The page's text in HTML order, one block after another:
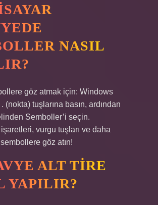
NASIL
göz atmak için: Windows
(nokta) tuşlarına basın, ardından
Semboller’i seçin.
vurgu tuşları ve daha
göz atın!
ALT TIRE
YAPILIR?